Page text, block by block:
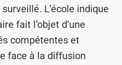
L’école indique
fait l’objet d’une
compétentes et
face à la diffusion